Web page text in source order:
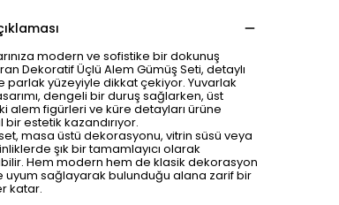
modern ve sofistike bir dokunuş
Dekoratif Üçlü Alem Gümüş Seti, detaylı
parlak yüzeyiyle dikkat çekiyor. Yuvarlak
dengeli bir duruş sağlarken, üst
alem figürleri ve küre detayları ürüne
estetik kazandırıyor.
masa üstü dekorasyonu, vitrin süsü veya
şık bir tamamlayıcı olarak
Hem modern hem de klasik dekorasyon
uyum sağlayarak bulunduğu alana zarif bir
katar.